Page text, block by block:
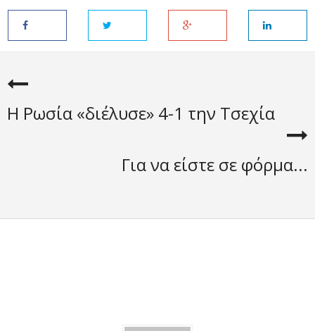
H Ρωσία «διέλυσε» 4-1 την Τσεχία
Για να είστε σε φόρμα...